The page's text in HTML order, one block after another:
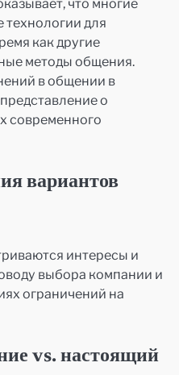
что многие
для
как другие
методы общения.
в общении в
о
современного
вариантов
интересы и
выбора компании и
ограничений на
vs. настоящий